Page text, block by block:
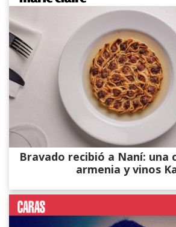
Bravado recibió a Naní: una
armenia y vinos